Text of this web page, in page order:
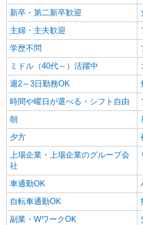
新卒・第二新卒歓迎
主婦・主夫歓迎
学歴不問
ミドル（40代～）活躍中
週2～3日勤務OK
時間や曜日が選べる・シフト自由
朝
夕方
上場企業・上場企業のグループ会
社
車通勤OK
自転車通勤OK
副業・WワークOK